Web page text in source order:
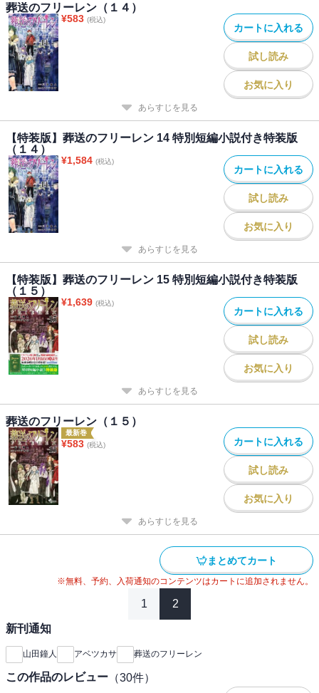
葬送のフリーレン（１４）
¥583 (税込)
カートに入れる
試し読み
お気に入り
あらすじを見る
【特装版】葬送のフリーレン 14 特別短編小説付き特装版
（１４）
¥1,584 (税込)
カートに入れる
試し読み
お気に入り
あらすじを見る
【特装版】葬送のフリーレン 15 特別短編小説付き特装版
（１５）
¥1,639 (税込)
カートに入れる
試し読み
お気に入り
あらすじを見る
葬送のフリーレン（１５）
最新巻
¥583 (税込) カートに入れる
試し読み
お気に入り
あらすじを見る
まとめてカート
※無料、予約、入荷通知のコンテンツはカートに追加されません。
1 2
新刊通知
山田鐘人 アベツカサ 葬送のフリーレン
この作品のレビュー （30件）